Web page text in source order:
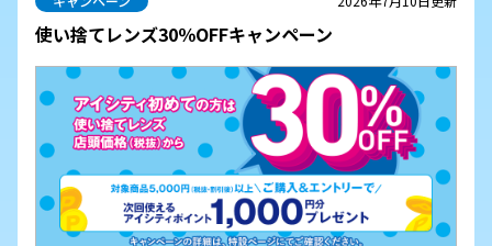
使い捨てレンズ30％OFFキャンペーン